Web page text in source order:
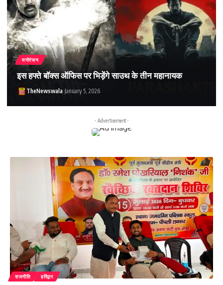
मनोरंजन
इस हफ्ते बॉक्स ऑफिस पर भिड़ेंगे साउथ के तीन महानायक
TheNewswala January 5, 2026
- Advertisement -
राजनीति हरिद्वार